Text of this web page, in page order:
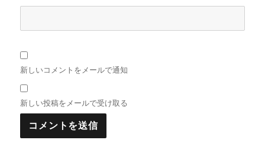
新しいコメントをメールで通知
新しい投稿をメールで受け取る